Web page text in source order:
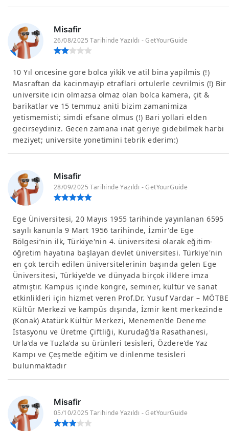
Misafir
26/08/2025 Tarihinde Yazıldı - GetYourGuide
10 Yıl oncesine gore bolca yikik ve atil bina yapilmis (!)
Masraftan da kacinmayip etraflari ortulerle cevrilmis (!) Bir
universite icin olmazsa olmaz olan bolca kamera, çit &
barikatlar ve 15 temmuz aniti bizim zamanimiza
yetismemisti; simdi efsane olmus (!) Bari yollari elden
gecirseydiniz. Gecen zamana inat geriye gidebilmek harbi
meziyet; universite yonetimini tebrik ederim:)
Misafir
28/09/2025 Tarihinde Yazıldı - GetYourGuide
Ege Üniversitesi, 20 Mayıs 1955 tarihinde yayınlanan 6595
sayılı kanunla 9 Mart 1956 tarihinde, İzmir'de Ege
Bölgesi’nin ilk, Türkiye'nin 4. üniversitesi olarak eğitim-
öğretim hayatına başlayan devlet üniversitesi. Türkiye'nin
en çok tercih edilen üniversitelerinin başında gelen Ege
Üniversitesi, Türkiye’de ve dünyada birçok ilklere imza
atmıştır. Kampüs içinde kongre, seminer, kültür ve sanat
etkinlikleri için hizmet veren Prof.Dr. Yusuf Vardar – MÖTBE
Kültür Merkezi ve kampüs dışında, İzmir kent merkezinde
(Konak) Atatürk Kültür Merkezi, Menemen’de Deneme
İstasyonu ve Üretme Çiftliği, Kurudağ’da Rasathanesi,
Urla’da ve Tuzla’da su ürünleri tesisleri, Özdere’de Yaz
Kampı ve Çeşme’de eğitim ve dinlenme tesisleri
bulunmaktadır
Misafir
05/10/2025 Tarihinde Yazıldı - GetYourGuide